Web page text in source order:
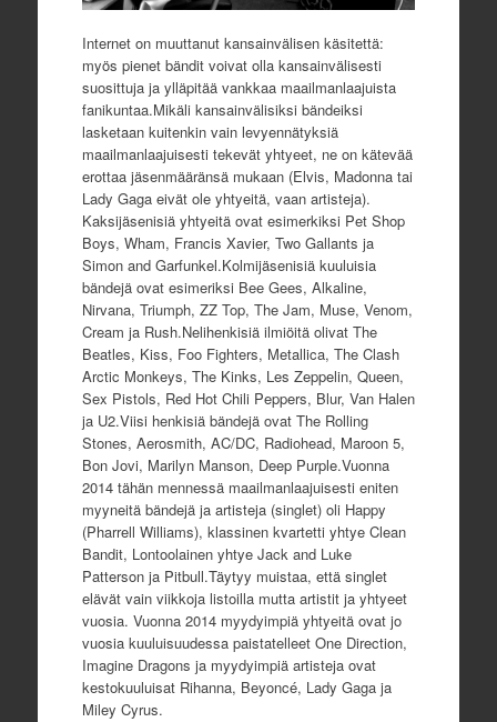
Internet on muuttanut kansainvälisen käsitettä:
myös pienet bändit voivat olla kansainvälisesti
suosittuja ja ylläpitää vankkaa maailmanlaajuista
fanikuntaa.Mikäli kansainvälisiksi bändeiksi
lasketaan kuitenkin vain levyennätyksiä
maailmanlaajuisesti tekevät yhtyeet, ne on kätevää
erottaa jäsenmääränsä mukaan (Elvis, Madonna tai
Lady Gaga eivät ole yhtyeitä, vaan artisteja).
Kaksijäsenisiä yhtyeitä ovat esimerkiksi Pet Shop
Boys, Wham, Francis Xavier, Two Gallants ja
Simon and Garfunkel.Kolmijäsenisiä kuuluisia
bändejä ovat esimeriksi Bee Gees, Alkaline,
Nirvana, Triumph, ZZ Top, The Jam, Muse, Venom,
Cream ja Rush.Nelihenkisiä ilmiöitä olivat The
Beatles, Kiss, Foo Fighters, Metallica, The Clash
Arctic Monkeys, The Kinks, Les Zeppelin, Queen,
Sex Pistols, Red Hot Chili Peppers, Blur, Van Halen
ja U2.Viisi henkisiä bändejä ovat The Rolling
Stones, Aerosmith, AC/DC, Radiohead, Maroon 5,
Bon Jovi, Marilyn Manson, Deep Purple.Vuonna
2014 tähän mennessä maailmanlaajuisesti eniten
myyneitä bändejä ja artisteja (singlet) oli Happy
(Pharrell Williams), klassinen kvartetti yhtye Clean
Bandit, Lontoolainen yhtye Jack and Luke
Patterson ja Pitbull.Täytyy muistaa, että singlet
elävät vain viikkoja listoilla mutta artistit ja yhtyeet
vuosia. Vuonna 2014 myydyimpiä yhtyeitä ovat jo
vuosia kuuluisuudessa paistatelleet One Direction,
Imagine Dragons ja myydyimpiä artisteja ovat
kestokuuluisat Rihanna, Beyoncé, Lady Gaga ja
Miley Cyrus.